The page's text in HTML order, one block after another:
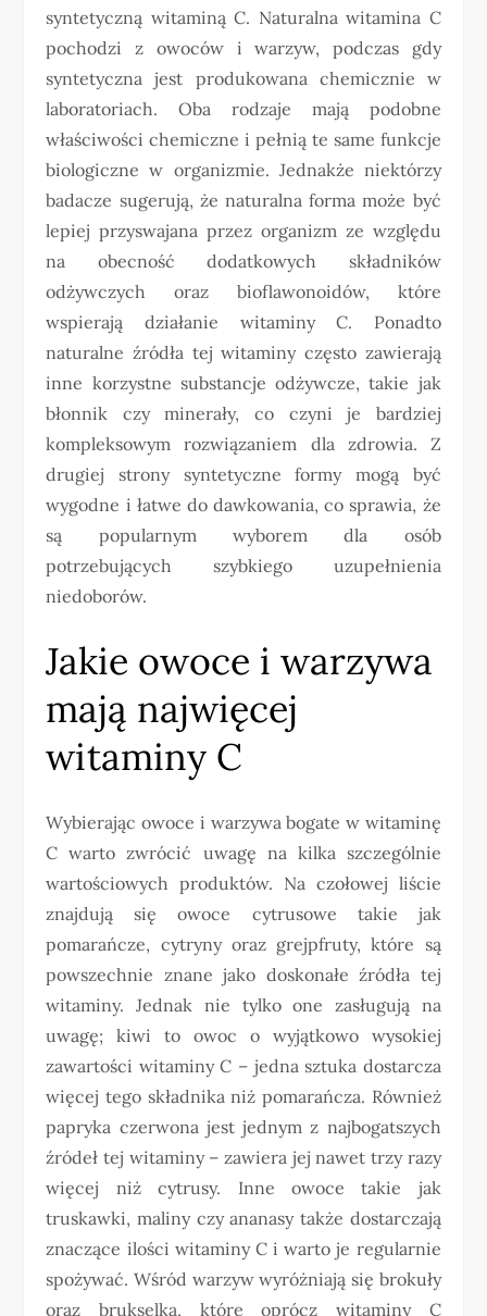
syntetyczną witaminą C. Naturalna witamina C
pochodzi z owoców i warzyw, podczas gdy
syntetyczna jest produkowana chemicznie w
laboratoriach. Oba rodzaje mają podobne
właściwości chemiczne i pełnią te same funkcje
biologiczne w organizmie. Jednakże niektórzy
badacze sugerują, że naturalna forma może być
lepiej przyswajana przez organizm ze względu
na obecność dodatkowych składników
odżywczych oraz bioflawonoidów, które
wspierają działanie witaminy C. Ponadto
naturalne źródła tej witaminy często zawierają
inne korzystne substancje odżywcze, takie jak
błonnik czy minerały, co czyni je bardziej
kompleksowym rozwiązaniem dla zdrowia. Z
drugiej strony syntetyczne formy mogą być
wygodne i łatwe do dawkowania, co sprawia, że
są popularnym wyborem dla osób
potrzebujących szybkiego uzupełnienia
niedoborów.
Jakie owoce i warzywa
mają najwięcej
witaminy C
Wybierając owoce i warzywa bogate w witaminę
C warto zwrócić uwagę na kilka szczególnie
wartościowych produktów. Na czołowej liście
znajdują się owoce cytrusowe takie jak
pomarańcze, cytryny oraz grejpfruty, które są
powszechnie znane jako doskonałe źródła tej
witaminy. Jednak nie tylko one zasługują na
uwagę; kiwi to owoc o wyjątkowo wysokiej
zawartości witaminy C – jedna sztuka dostarcza
więcej tego składnika niż pomarańcza. Również
papryka czerwona jest jednym z najbogatszych
źródeł tej witaminy – zawiera jej nawet trzy razy
więcej niż cytrusy. Inne owoce takie jak
truskawki, maliny czy ananasy także dostarczają
znaczące ilości witaminy C i warto je regularnie
spożywać. Wśród warzyw wyróżniają się brokuły
oraz brukselka, które oprócz witaminy C